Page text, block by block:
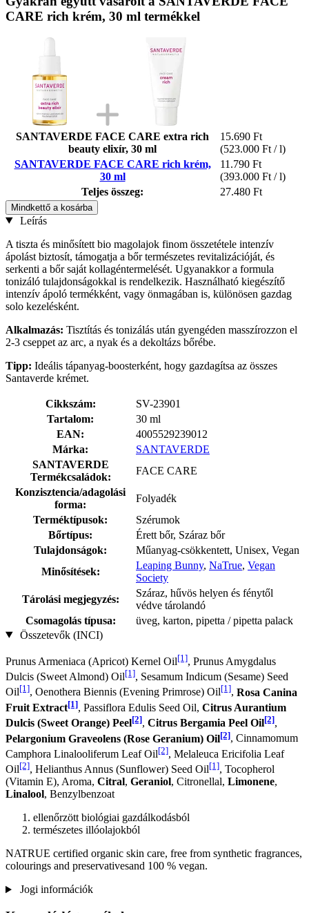
CARE rich krém, 30 ml termékkel
SANTAVERDE FACE CARE extra rich
beauty elixír, 30 ml
15.690 Ft
(523.000 Ft / l)
SANTAVERDE FACE CARE rich krém,
30 ml
11.790 Ft
(393.000 Ft / l)
Teljes összeg:
27.480 Ft
Mindkettő a kosárba
Leírás
A tiszta és minősített bio magolajok finom összetétele intenzív
ápolást biztosít, támogatja a bőr természetes revitalizációját, és
serkenti a bőr saját kollagéntermelését. Ugyanakkor a formula
tonizáló tulajdonságokkal is rendelkezik. Használható kiegészítő
intenzív ápoló termékként, vagy önmagában is, különösen gazdag
solo kezelésként.
Alkalmazás: Tisztítás és tonizálás után gyengéden masszírozzon el
2-3 cseppet az arc, a nyak és a dekoltázs bőrébe.
Tipp: Ideális tápanyag-boosterként, hogy gazdagítsa az összes
Santaverde krémet.
Cikkszám:
SV-23901
Tartalom:
30 ml
EAN:
4005529239012
Márka:
SANTAVERDE
SANTAVERDE
Termékcsaládok:
FACE CARE
Konzisztencia/adagolási
forma:
Folyadék
Terméktípusok:
Szérumok
Bőrtípus:
Érett bőr, Száraz bőr
Tulajdonságok:
Műanyag-csökkentett, Unisex, Vegan
Minősítések:
Leaping Bunny, NaTrue, Vegan
Society
Tárolási megjegyzés:
Száraz, hűvös helyen és fénytől
védve tárolandó
Csomagolás típusa:
üveg, karton, pipetta / pipetta palack
Összetevők (INCI)
Prunus Armeniaca (Apricot) Kernel Oil[1], Prunus Amygdalus
Dulcis (Sweet Almond) Oil[1], Sesamum Indicum (Sesame) Seed
Oil[1], Oenothera Biennis (Evening Primrose) Oil[1], Rosa Canina
Fruit Extract[1], Passiflora Edulis Seed Oil, Citrus Aurantium
Dulcis (Sweet Orange) Peel[2], Citrus Bergamia Peel Oil[2],
Pelargonium Graveolens (Rose Geranium) Oil[2], Cinnamomum
Camphora Linalooliferum Leaf Oil[2], Melaleuca Ericifolia Leaf
Oil[2], Helianthus Annus (Sunflower) Seed Oil[1], Tocopherol
(Vitamin E), Aroma, Citral, Geraniol, Citronellal, Limonene,
Linalool, Benzylbenzoat
ellenőrzött biológiai gazdálkodásból
természetes illóolajokból
NATRUE certified organic skin care, free from synthetic fragrances,
colourings and preservativesand 100 % vegan.
Jogi információk